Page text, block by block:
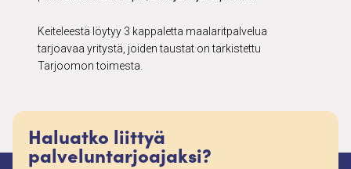
Keiteleestä löytyy 3 kappaletta maalaritpalvelua
tarjoavaa yritystä, joiden taustat on tarkistettu
Tarjoomon toimesta.
Haluatko liittyä
palveluntarjoajaksi?